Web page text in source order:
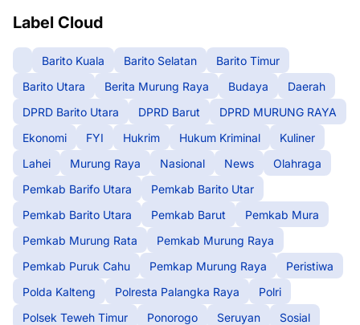
Label Cloud
Barito Kuala Barito Selatan
Barito Timur
Barito Utara
Berita Murung Raya Budaya
Daerah
DPRD Barito Utara
DPRD Barut
DPRD MURUNG RAYA
Ekonomi
FYI Hukrim Hukum Kriminal
Kuliner
Lahei
Murung Raya Nasional News
Olahraga
Pemkab Barifo Utara
Pemkab Barito Utar
Pemkab Barito Utara
Pemkab Barut
Pemkab Mura
Pemkab Murung Rata
Pemkab Murung Raya
Pemkab Puruk Cahu
Pemkap Murung Raya
Peristiwa
Polda Kalteng
Polresta Palangka Raya
Polri
Polsek Teweh Timur
Ponorogo Seruyan
Sosial